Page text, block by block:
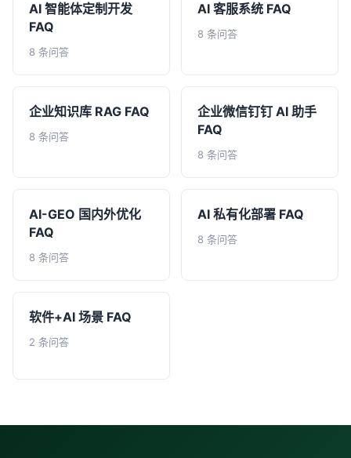
AI 智能体定制开发
FAQ
8 条问答
AI 客服系统 FAQ
8 条问答
企业知识库 RAG FAQ
8 条问答
企业微信钉钉 AI 助手
FAQ
8 条问答
AI-GEO 国内外优化
FAQ
8 条问答
AI 私有化部署 FAQ
8 条问答
软件+AI 场景 FAQ
2 条问答